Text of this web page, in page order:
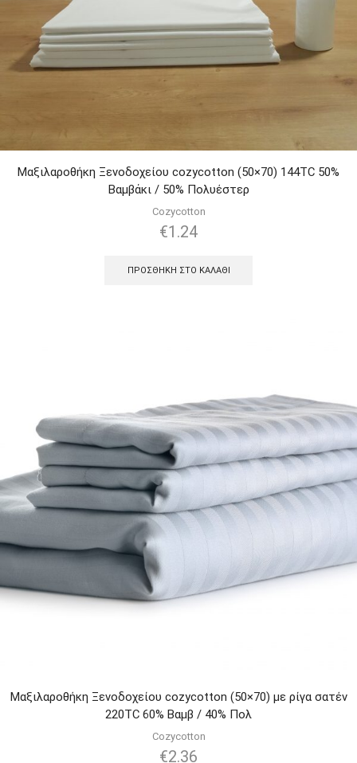
Μαξιλαροθήκη Ξενοδοχείου cozycotton (50×70) 144TC 50%
Βαμβάκι / 50% Πολυέστερ
Cozycotton
€1.24
ΠΡΟΣΘΉΚΗ ΣΤΟ ΚΑΛΆΘΙ
Μαξιλαροθήκη Ξενοδοχείου cozycotton (50×70) με ρίγα σατέν
220TC 60% Βαμβ / 40% Πολ
Cozycotton
€2.36